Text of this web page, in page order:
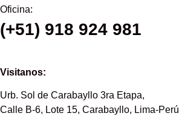
Oficina:
(+51) 918 924 981
Visitanos:
Urb. Sol de Carabayllo 3ra Etapa,
Calle B-6, Lote 15, Carabayllo, Lima-Perú